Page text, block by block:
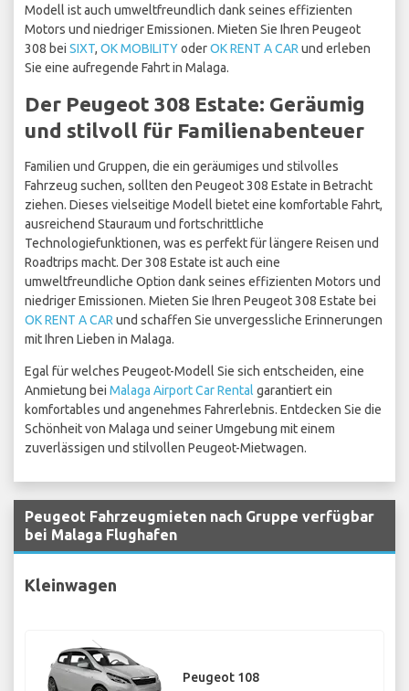
Modell ist auch umweltfreundlich dank seines effizienten
Motors und niedriger Emissionen. Mieten Sie Ihren Peugeot
308 bei SIXT, OK MOBILITYoderOK RENT A CAR und erleben
Sie eine aufregende Fahrt in Malaga.
Der Peugeot 308 Estate: Geräumig
und stilvoll für Familienabenteuer
Familien und Gruppen, die ein geräumiges und stilvolles
Fahrzeug suchen, sollten den Peugeot 308 Estate in Betracht
ziehen. Dieses vielseitige Modell bietet eine komfortable Fahrt,
ausreichend Stauraum und fortschrittliche
Technologiefunktionen, was es perfekt für längere Reisen und
Roadtrips macht. Der 308 Estate ist auch eine
umweltfreundliche Option dank seines effizienten Motors und
niedriger Emissionen. Mieten Sie Ihren Peugeot 308 Estate bei
OK RENT A CAR und schaffen Sie unvergessliche Erinnerungen
mit Ihren Lieben in Malaga.
Egal für welches Peugeot-Modell Sie sich entscheiden, eine
Anmietung bei Malaga Airport Car Rental garantiert ein
komfortables und angenehmes Fahrerlebnis. Entdecken Sie die
Schönheit von Malaga und seiner Umgebung mit einem
zuverlässigen und stilvollen Peugeot-Mietwagen.
Peugeot Fahrzeugmieten nach Gruppe verfügbar
bei Malaga Flughafen
Kleinwagen
Peugeot 108